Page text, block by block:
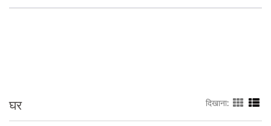
घर दिखाना: